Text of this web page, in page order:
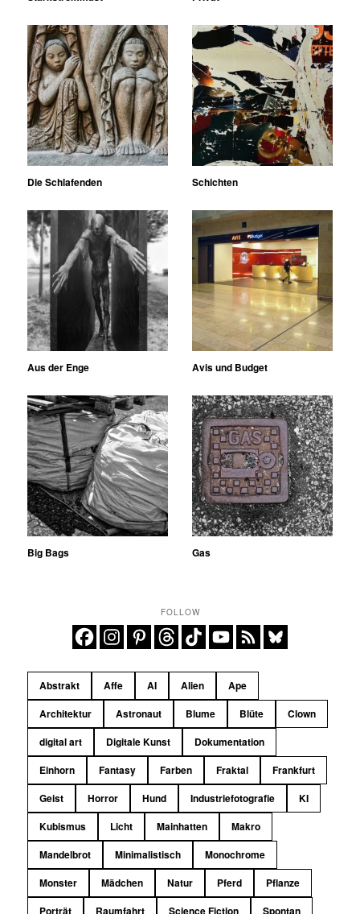
Die Schlafenden Schichten
Aus der Enge Avis und Budget
Big Bags Gas
FOLLOW
Abstrakt Affe AI Alien
Ape
Architektur
Astronaut Blume Blüte
Clown
digital art
Digitale Kunst
Dokumentation
Einhorn
Fantasy Farben Fraktal
Frankfurt
Geist
Horror Hund Industriefotografie
KI
Kubismus
Licht Mainhatten
Makro
Mandelbrot
Minimalistisch
Monochrome
Monster
Mädchen Natur Pferd
Pflanze